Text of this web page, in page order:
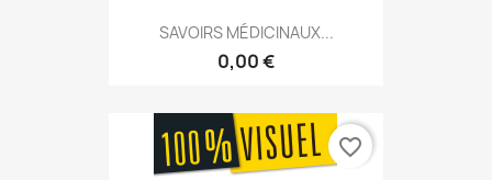
SAVOIRS MÉDICINAUX...
0,00 €
favorite_border